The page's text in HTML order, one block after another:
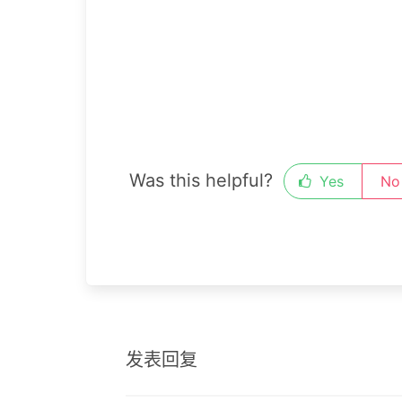
Was this helpful? Yes No
发表回复